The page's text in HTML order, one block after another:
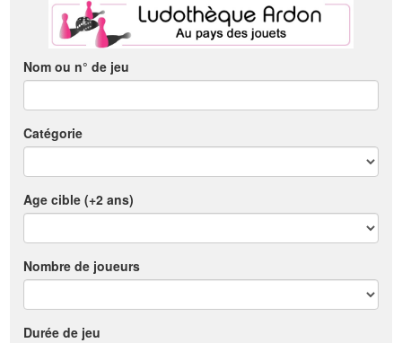
Nom ou n° de jeu
Catégorie
Age cible (+2 ans)
Nombre de joueurs
Durée de jeu